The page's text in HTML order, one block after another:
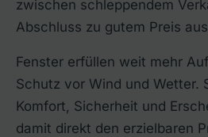
zwischen schleppendem
Abschluss zu gutem Preis
Fenster erfüllen weit mehr
Schutz vor Wind und Wetter.
Komfort, Sicherheit und
damit direkt den erzielbaren